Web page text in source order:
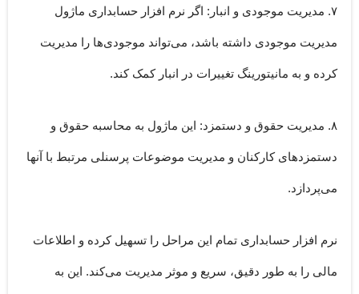
۷. مدیریت موجودی و انبار: اگر نرم افزار حسابداری ماژول
مدیریت موجودی داشته باشد، می‌تواند موجودی‌ها را مدیریت
کرده و به مانیتورینگ تغییرات در انبار کمک کند.
۸. مدیریت حقوق و دستمزد: این ماژول به محاسبه حقوق و
دستمزدهای کارکنان و مدیریت موضوعات پرسنلی مرتبط با آنها
می‌پردازد.
نرم افزار حسابداری تمام این مراحل را تسهیل کرده و اطلاعات
مالی را به طور دقیق، سریع و موثر مدیریت می‌کند. این به